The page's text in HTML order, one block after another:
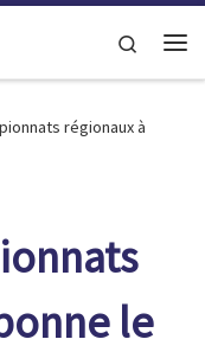
Search
régionaux à
le